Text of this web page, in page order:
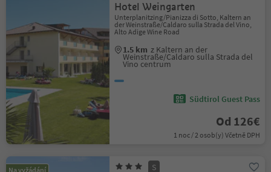
Hotel Weingarten
Unterplanitzing/Pianizza di Sotto, Kaltern an
der Weinstraße/Caldaro sulla Strada del Vino,
Alto Adige Wine Road
1.5 km z Kaltern an der
Weinstraße/Caldaro sulla Strada del
Vino centrum
Südtirol Guest Pass
Od 126€
1 noc / 2 osob(y) Včetně DPH
Na vyžádání S